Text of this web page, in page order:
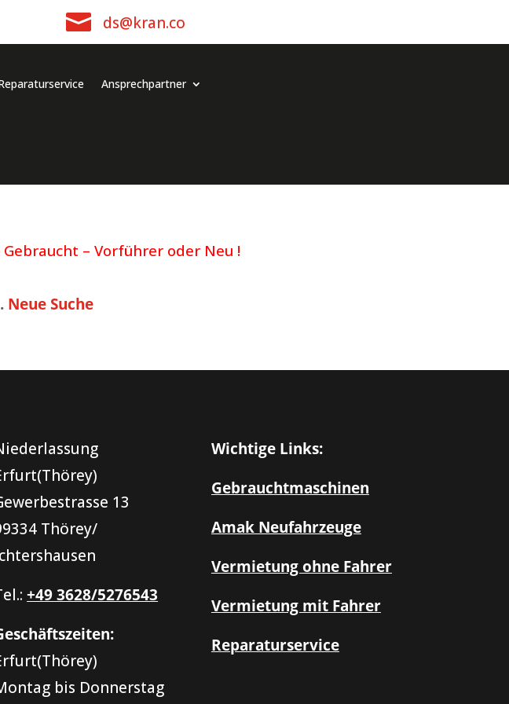
 ds@kran.co
Ansprechpartner
– Vorführer oder Neu !
Neue Suche
13
Thörey/
+49 3628/5276543
bis Donnerstag
Wichtige Links:
Gebrauchtmaschinen
Amak Neufahrzeuge
Vermietung ohne Fahrer
Vermietung mit Fahrer
Reparaturservice